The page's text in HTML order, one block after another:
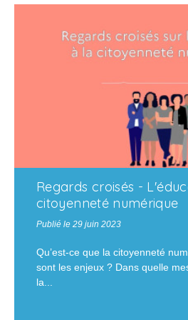
Regards croisés -
citoyenneté numérique
Publié le 29 juin 2023
Qu’est-ce que la citoyenneté
sont les enjeux ? Dans quelle
la...